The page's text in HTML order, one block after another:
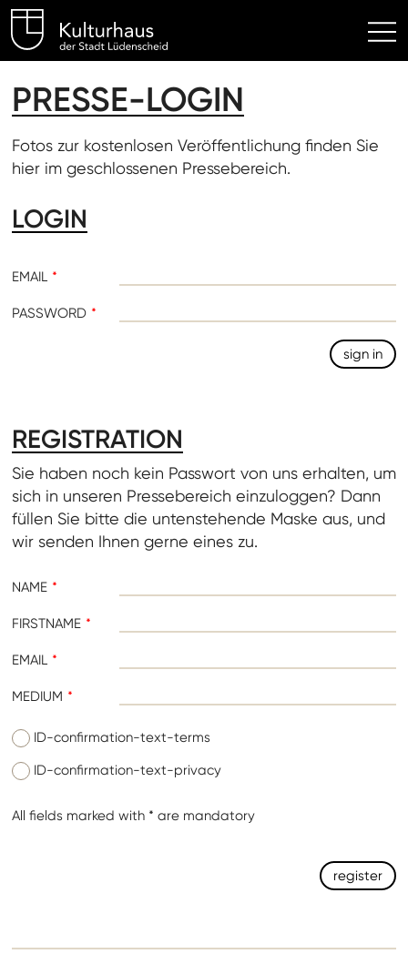
Kulturhaus Lüdenscheid
PRESSE-LOGIN
Fotos zur kostenlosen Veröffentlichung finden Sie
hier im geschlossenen Pressebereich.
LOGIN
EMAIL
PASSWORD
REGISTRATION
Sie haben noch kein Passwort von uns erhalten, um
sich in unseren Pressebereich einzuloggen? Dann
füllen Sie bitte die untenstehende Maske aus, und
wir senden Ihnen gerne eines zu.
NAME
FIRSTNAME
EMAIL
MEDIUM
ID-confirmation-text-terms
ID-confirmation-text-privacy
All fields marked with * are mandatory